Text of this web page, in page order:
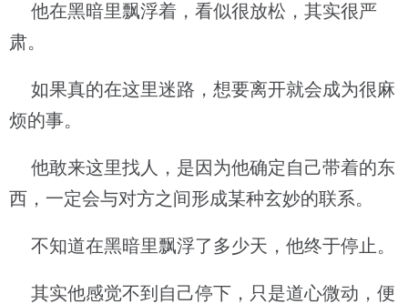
他在黑暗里飘浮着，看似很放松，其实很严
肃。
如果真的在这里迷路，想要离开就会成为很麻
烦的事。
他敢来这里找人，是因为他确定自己带着的东
西，一定会与对方之间形成某种玄妙的联系。
不知道在黑暗里飘浮了多少天，他终于停止。
其实他感觉不到自己停下，只是道心微动，便